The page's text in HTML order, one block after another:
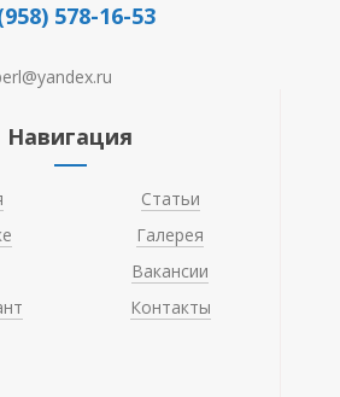
Навигация
Статьи
Галерея
Вакансии
Контакты
578-16-53